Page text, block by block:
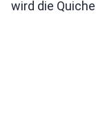
wird die